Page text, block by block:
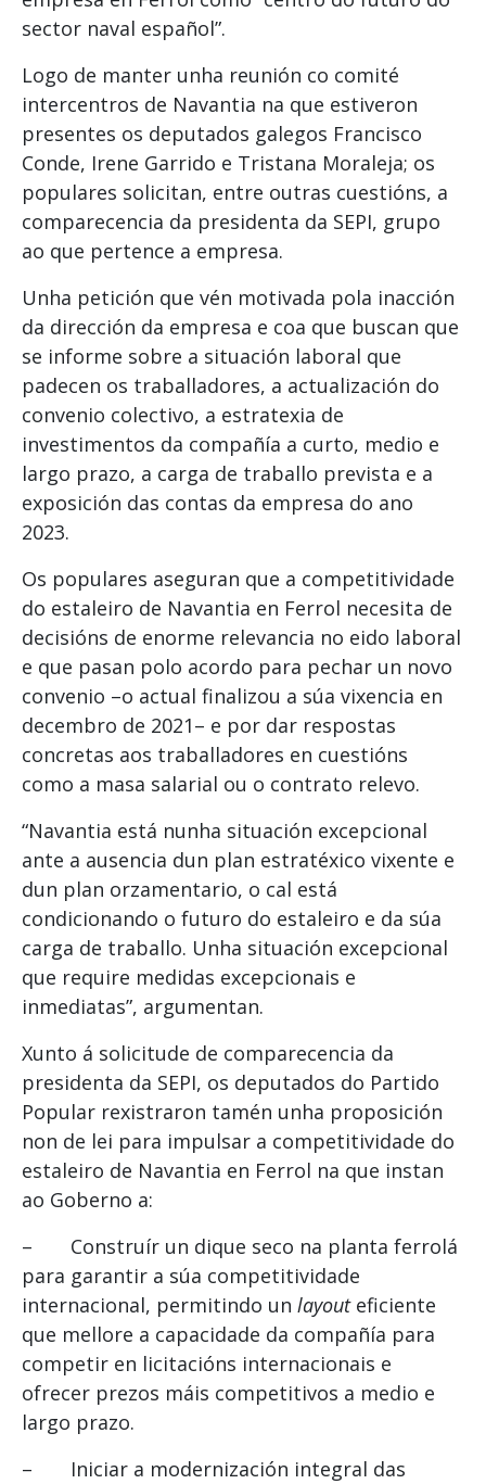
sector naval español”.
Logo de manter unha reunión co comité
intercentros de Navantia na que estiveron
presentes os deputados galegos Francisco
Conde, Irene Garrido e Tristana Moraleja; os
populares solicitan, entre outras cuestións, a
comparecencia da presidenta da SEPI, grupo
ao que pertence a empresa.
Unha petición que vén motivada pola inacción
da dirección da empresa e coa que buscan que
se informe sobre a situación laboral que
padecen os traballadores, a actualización do
convenio colectivo, a estratexia de
investimentos da compañía a curto, medio e
largo prazo, a carga de traballo prevista e a
exposición das contas da empresa do ano
2023.
Os populares aseguran que a competitividade
do estaleiro de Navantia en Ferrol necesita de
decisións de enorme relevancia no eido laboral
e que pasan polo acordo para pechar un novo
convenio –o actual finalizou a súa vixencia en
decembro de 2021– e por dar respostas
concretas aos traballadores en cuestións
como a masa salarial ou o contrato relevo.
“Navantia está nunha situación excepcional
ante a ausencia dun plan estratéxico vixente e
dun plan orzamentario, o cal está
condicionando o futuro do estaleiro e da súa
carga de traballo. Unha situación excepcional
que require medidas excepcionais e
inmediatas”, argumentan.
Xunto á solicitude de comparecencia da
presidenta da SEPI, os deputados do Partido
Popular rexistraron tamén unha proposición
non de lei para impulsar a competitividade do
estaleiro de Navantia en Ferrol na que instan
ao Goberno a:
– Construír un dique seco na planta ferrolá
para garantir a súa competitividade
internacional, permitindo un layouteficiente
que mellore a capacidade da compañía para
competir en licitacións internacionais e
ofrecer prezos máis competitivos a medio e
largo prazo.
– Iniciar a modernización integral das